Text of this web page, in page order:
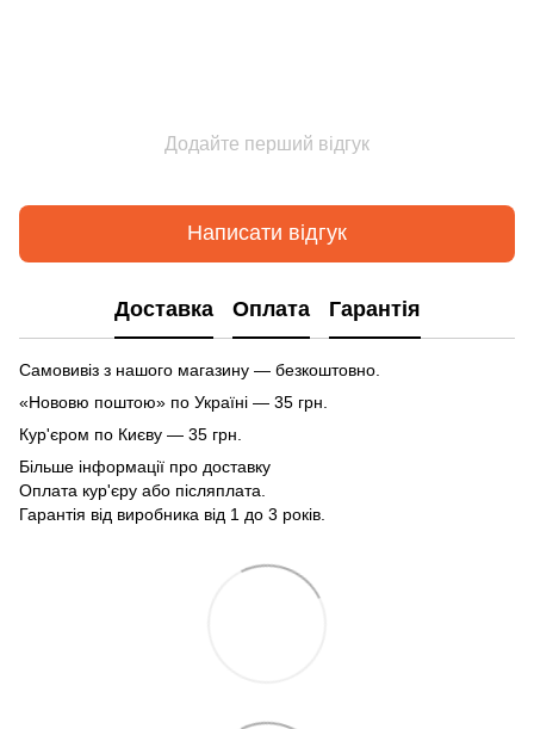
Додайте перший відгук
Написати відгук
Доставка Оплата Гарантія
Самовивіз з нашого магазину — безкоштовно.
«Нововю поштою» по Україні — 35 грн.
Кур'єром по Києву — 35 грн.
Більше інформації про доставку
Оплата кур'єру або післяплата.
Гарантія від виробника від 1 до 3 років.